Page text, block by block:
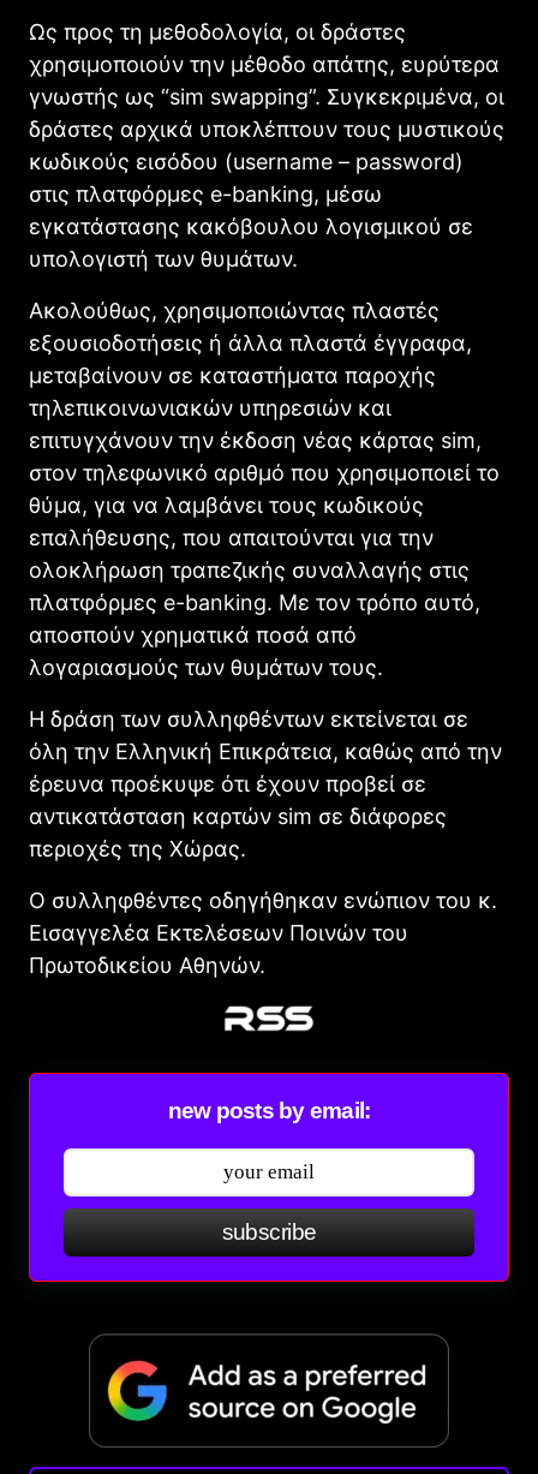
Ως προς τη μεθοδολογία, οι δράστες
χρησιμοποιούν την μέθοδο απάτης, ευρύτερα
γνωστής ως “sim swapping”. Συγκεκριμένα, οι
δράστες αρχικά υποκλέπτουν τους μυστικούς
κωδικούς εισόδου (username – password)
στις πλατφόρμες e-banking, μέσω
εγκατάστασης κακόβουλου λογισμικού σε
υπολογιστή των θυμάτων.
Ακολούθως, χρησιμοποιώντας πλαστές
εξουσιοδοτήσεις ή άλλα πλαστά έγγραφα,
μεταβαίνουν σε καταστήματα παροχής
τηλεπικοινωνιακών υπηρεσιών και
επιτυγχάνουν την έκδοση νέας κάρτας sim,
στον τηλεφωνικό αριθμό που χρησιμοποιεί το
θύμα, για να λαμβάνει τους κωδικούς
επαλήθευσης, που απαιτούνται για την
ολοκλήρωση τραπεζικής συναλλαγής στις
πλατφόρμες e-banking. Με τον τρόπο αυτό,
αποσπούν χρηματικά ποσά από
λογαριασμούς των θυμάτων τους.
Η δράση των συλληφθέντων εκτείνεται σε
όλη την Ελληνική Επικράτεια, καθώς από την
έρευνα προέκυψε ότι έχουν προβεί σε
αντικατάσταση καρτών sim σε διάφορες
περιοχές της Χώρας.
Ο συλληφθέντες οδηγήθηκαν ενώπιον του κ.
Εισαγγελέα Εκτελέσεων Ποινών του
Πρωτοδικείου Αθηνών.
new posts by email:
subscribe